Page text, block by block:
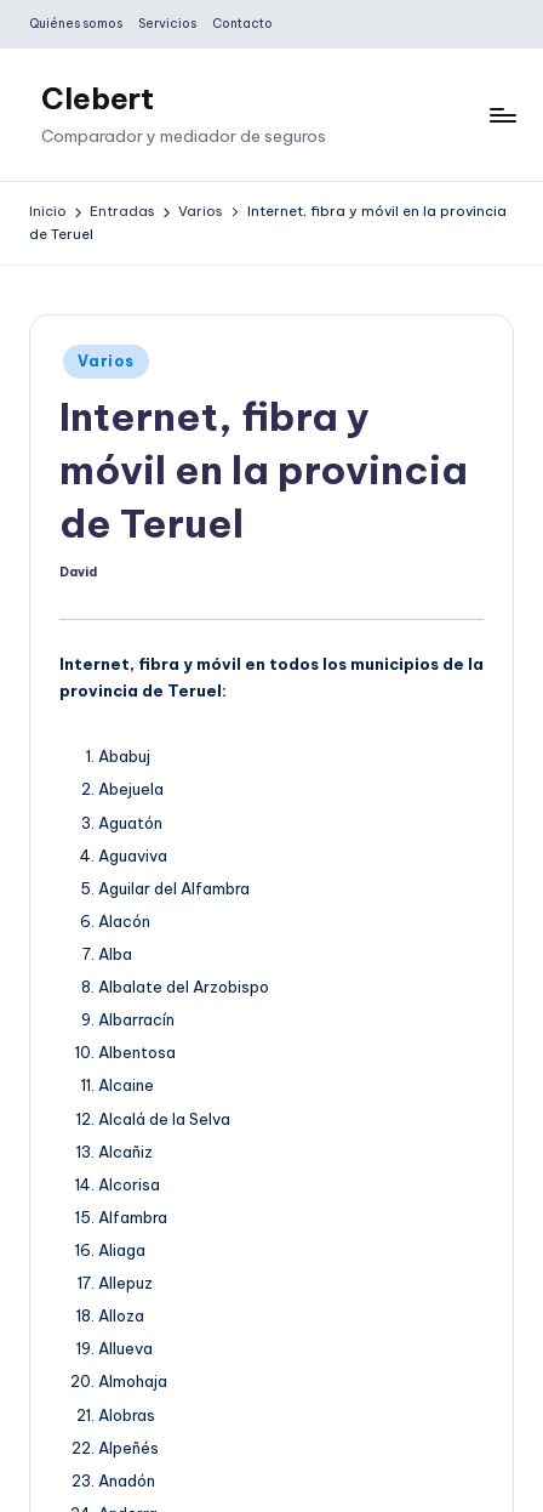
Saltar
contenido
Quiénes somos Servicios Contacto
Clebert
Comparador y mediador de seguros
Inicio Entradas Varios
Internet, fibra y móvil en la provincia
de Teruel
Publicado
en
Varios
Internet, fibra y
móvil en la provincia
de Teruel
Publicado
David
Internet, fibra y móvil en todos los municipios de la
provincia de Teruel:
Ababuj
Abejuela
Aguatón
Aguaviva
Aguilar del Alfambra
Alacón
Alba
Albalate del Arzobispo
Albarracín
Albentosa
Alcaine
Alcalá de la Selva
Alcañiz
Alcorisa
Alfambra
Aliaga
Allepuz
Alloza
Allueva
Almohaja
Alobras
Alpeñés
Anadón